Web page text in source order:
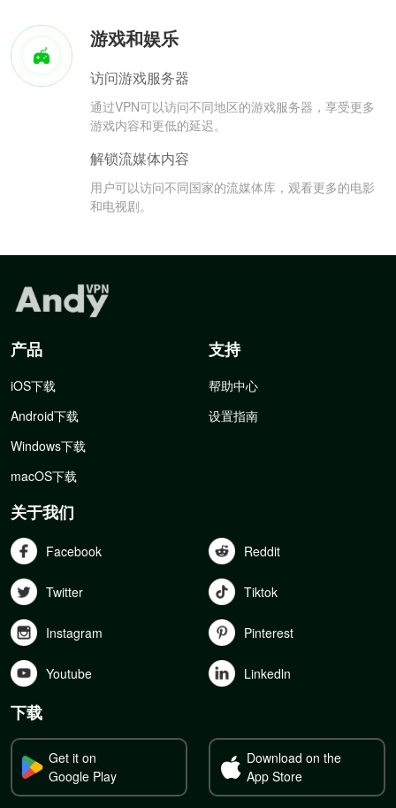
游戏和娱乐
访问游戏服务器
通过VPN可以访问不同地区的游戏服务器，享受更多
游戏内容和更低的延迟。
解锁流媒体内容
用户可以访问不同国家的流媒体库，观看更多的电影
和电视剧。
产品
iOS下载
Android下载
Windows下载
macOS下载
支持
帮助中心
设置指南
关于我们
Facebook Reddit
Twitter Tiktok
Instagram Pinterest
Youtube Linkedln
下载
Get it on
Google Play
Download on the
App Store